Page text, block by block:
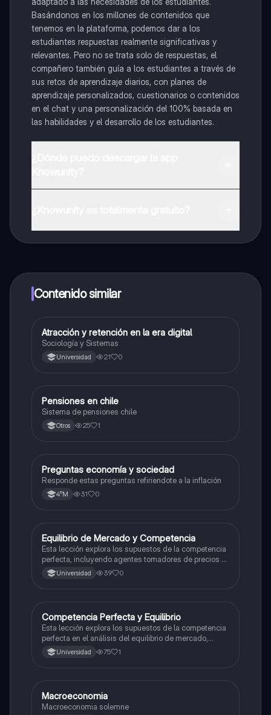
Basándonos en los millones de contenidos que
tenemos en la plataforma, podemos dar a los
estudiantes respuestas realmente significativas y
relevantes. Pero no se trata solo de respuestas, el
compañero también guía a los estudiantes a través de
sus retos de aprendizaje diarios, con planes de
aprendizaje personalizados, cuestionarios o contenidos
en el chat y una personalización del 100% basada en
las habilidades y el desarrollo de los estudiantes.
a determinadas funciones.
Contenido similar
Economía y Sociedad
Atracción y retención en la era digital
Sociología y Sistemas
Universidad 21 0
Economía y Sociedad
Pensiones en chile
Sistema de pensiones chile
Otros 25 1
Economía y Sociedad
Preguntas economía y sociedad
Responde estas preguntas refiriendote a la inflación
4°M 31 0
Economía y Sociedad
Equilibrio de Mercado y Competencia
Esta lección explora los supuestos de la competencia
perfecta, incluyendo agentes tomadores de precios y
productos homogéneos, para analizar el equilibrio del
mercado en microeconomía.
Universidad 39 0
Economía y Sociedad
Competencia Perfecta y Equilibrio
Esta lección explora los supuestos de la competencia
perfecta en el análisis del equilibrio de mercado,
incluyendo agentes tomadores de precios y
productos homogéneos.
Universidad 75 1
Economía y Sociedad
Macroeconomia
Macroeconomia solemne